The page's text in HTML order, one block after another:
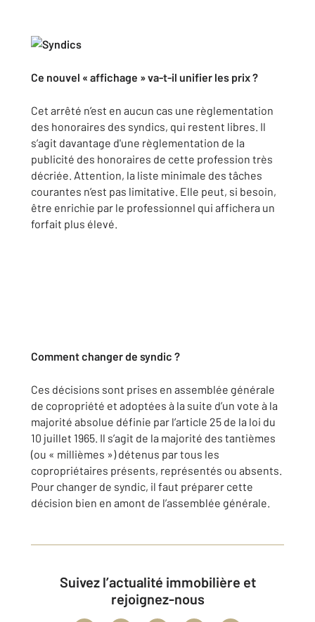
Ce nouvel « affichage » va-t-il unifier les prix ?
Cet arrêté n’est en aucun cas une règlementation
des honoraires des syndics, qui restent libres. Il
s’agit davantage d'une règlementation de la
publicité des honoraires de cette profession très
décriée. Attention, la liste minimale des tâches
courantes n’est pas limitative. Elle peut, si besoin,
être enrichie par le professionnel qui affichera un
forfait plus élevé.
Comment changer de syndic ?
Ces décisions sont prises en assemblée générale
de copropriété et adoptées à la suite d’un vote à la
majorité absolue définie par l’article 25 de la loi du
10 juillet 1965. Il s’agit de la majorité des tantièmes
(ou « millièmes ») détenus par tous les
copropriétaires présents, représentés ou absents.
Pour changer de syndic, il faut préparer cette
décision bien en amont de l’assemblée générale.
Suivez l’actualité immobilière et
rejoignez-nous